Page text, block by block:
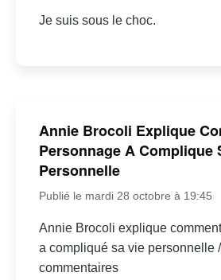
Je suis sous le choc.
Annie Brocoli Explique
Personnage A Complique
Personnelle
Publié le mardi 28 octobre à 19:45
Annie Brocoli explique
a compliqué sa vie personnelle
commentaires